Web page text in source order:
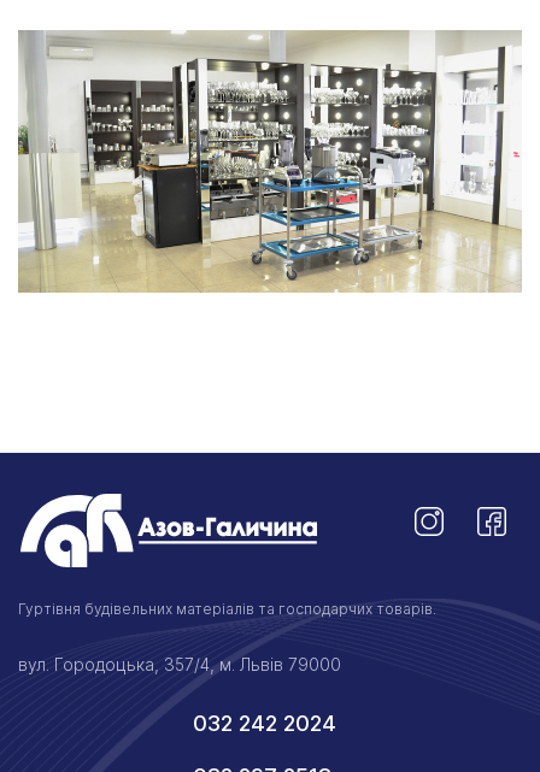
Гуртівня будівельних матеріалів та господарчих товарів.
вул. Городоцька, 357/4, м. Львів 79000
032 242 2024